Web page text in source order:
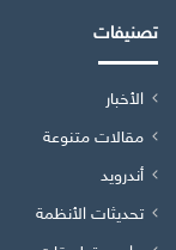
تصنيفات
الأخبار
مقالات متنوعة
أندرويد
تحديثات الأنظمة